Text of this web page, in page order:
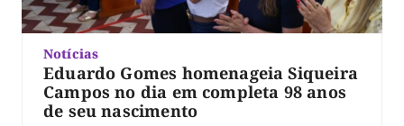
Notícias
Eduardo Gomes homenageia Siqueira
Campos no dia em completa 98 anos
de seu nascimento